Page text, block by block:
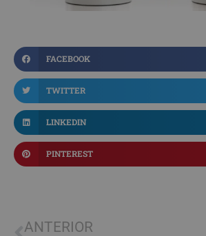
FACEBOOK
TWITTER
LINKEDIN
PINTEREST
ANTERIOR